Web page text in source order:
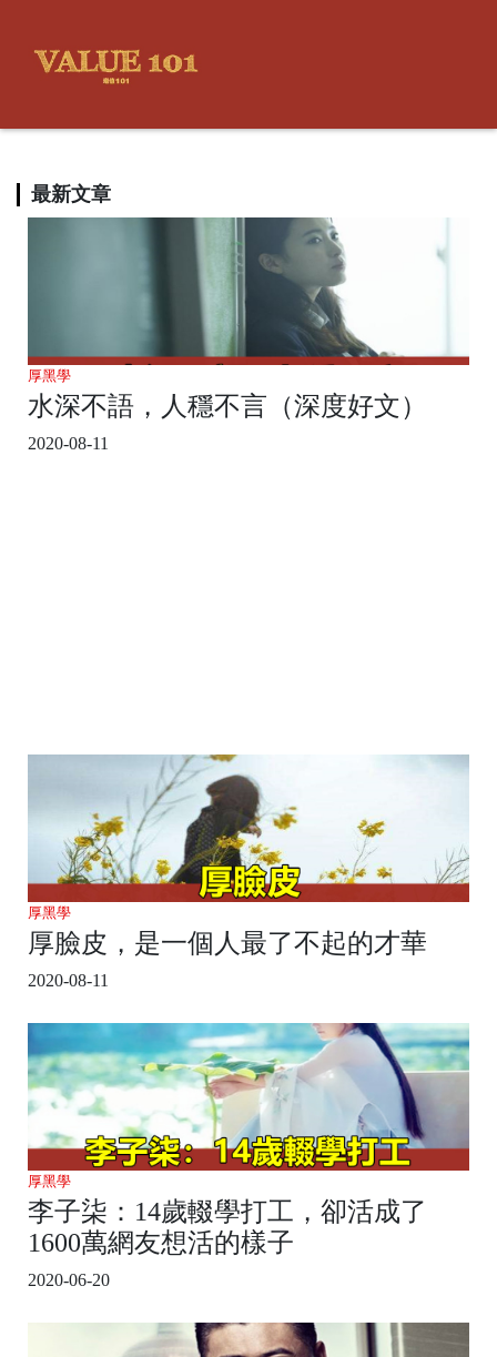
最新文章
厚黑學
水深不語，人穩不言（深度好文）
2020-08-11
厚黑學
厚臉皮，是一個人最了不起的才華
2020-08-11
厚黑學
李子柒：14歲輟學打工，卻活成了
1600萬網友想活的樣子
2020-06-20